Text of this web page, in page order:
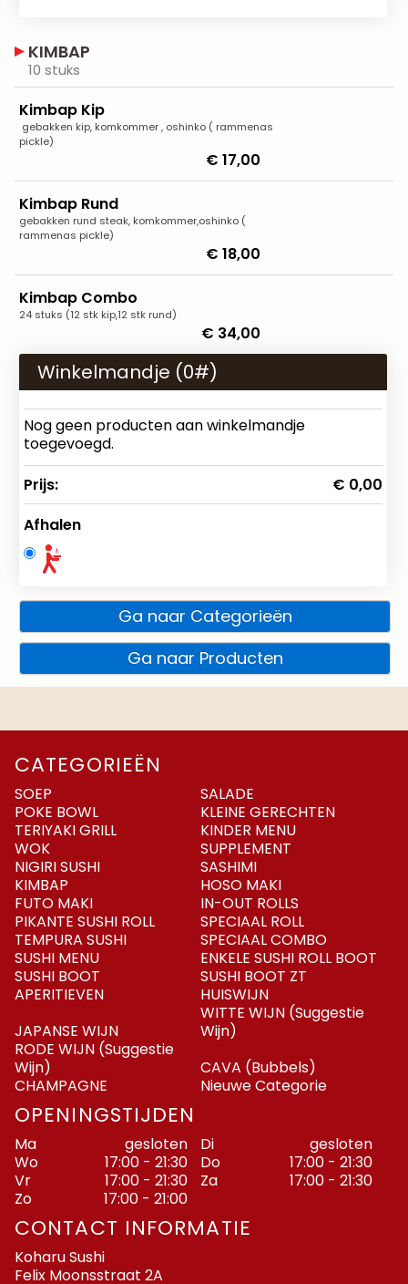
KIMBAP
10 stuks
Kimbap Kip
gebakken kip, komkommer , oshinko ​​( rammenas
pickle)
€ 17,00
Kimbap Rund
gebakken rund steak, komkommer,oshinko ​(
rammenas pickle)
€ 18,00
Kimbap Combo
24 stuks (12 stk kip,12 stk rund)
€ 34,00
Winkelmandje (0#)
Nog geen producten aan winkelmandje
toegevoegd.
Prijs:
€ 0,00
Afhalen
Ga naar Categorieën
Ga naar Producten
CATEGORIEËN
SOEP
SALADE
POKE BOWL
KLEINE GERECHTEN
TERIYAKI GRILL
KINDER MENU
WOK
SUPPLEMENT
NIGIRI SUSHI
SASHIMI
KIMBAP
HOSO MAKI
FUTO MAKI
IN-OUT ROLLS
PIKANTE SUSHI ROLL
SPECIAAL ROLL
TEMPURA SUSHI
SPECIAAL COMBO
SUSHI MENU
ENKELE SUSHI ROLL BOOT
SUSHI BOOT
SUSHI BOOT ZT
APERITIEVEN
HUISWIJN
JAPANSE WIJN
WITTE WIJN (Suggestie
Wijn)
RODE WIJN (Suggestie
Wijn)
CAVA (Bubbels)
CHAMPAGNE
Nieuwe Categorie
OPENINGSTIJDEN
Ma gesloten Di
gesloten
Wo
17:00 - 21:30 Do
17:00 - 21:30
Vr
17:00 - 21:30 Za
17:00 - 21:30
Zo
17:00 - 21:00
CONTACT INFORMATIE
Koharu Sushi
Felix Moonsstraat 2A